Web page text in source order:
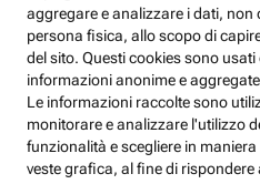
aggregare e analizzare i dati, non
persona fisica, allo scopo di
del sito. Questi cookies sono
informazioni anonime e
Le informazioni raccolte sono
monitorare e analizzare l'utilizzo
funzionalità e scegliere in
veste grafica, al fine di rispondere